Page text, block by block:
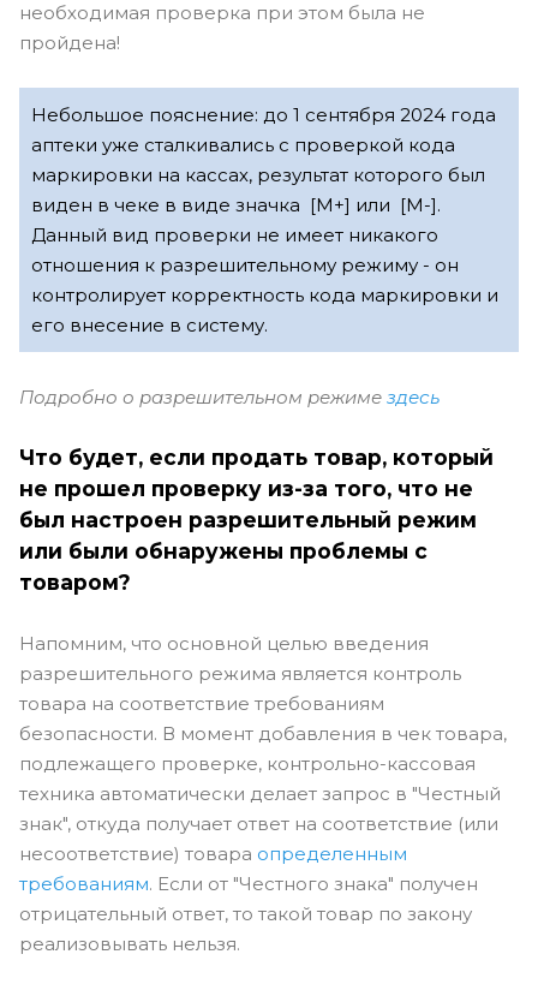
необходимая проверка при этом была не
пройдена!
Небольшое пояснение: до 1 сентября 2024 года
аптеки уже сталкивались с проверкой кода
маркировки на кассах, результат которого был
виден в чеке в виде значка [M+] или [M-].
Данный вид проверки не имеет никакого
отношения к разрешительному режиму - он
контролирует корректность кода маркировки и
его внесение в систему.
Подробно о разрешительном режиме здесь
Что будет, если продать товар, который
не прошел проверку из-за того, что не
был настроен разрешительный режим
или были обнаружены проблемы с
товаром?
Напомним, что основной целью введения
разрешительного режима является контроль
товара на соответствие требованиям
безопасности. В момент добавления в чек товара,
подлежащего проверке, контрольно-кассовая
техника автоматически делает запрос в "Честный
знак", откуда получает ответ на соответствие (или
несоответствие) товара определенным
требованиям. Если от "Честного знака" получен
отрицательный ответ, то такой товар по закону
реализовывать нельзя.